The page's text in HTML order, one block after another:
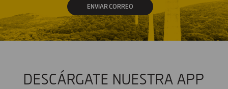
ENVIAR CORREO
DESCÁRGATE NUESTRA APP